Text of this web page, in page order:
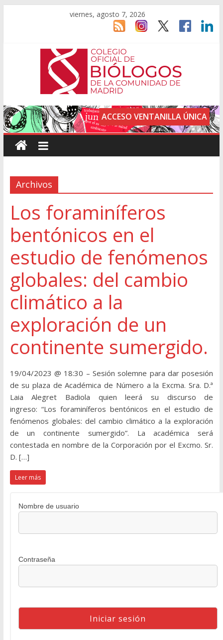
viernes, agosto 7, 2026
ACCESO VENTANILLA ÚNICA
Archivos
Los foraminíferos
bentónicos en el
estudio de fenómenos
globales: del cambio
climático a la
exploración de un
continente sumergido.
19/04/2023 @ 18:30 – Sesión solemne para dar posesión
de su plaza de Académica de Número a la Excma. Sra. D.ª
Laia Alegret Badiola quien leerá su discurso de
ingreso: “Los foraminíferos bentónicos en el estudio de
fenómenos globales: del cambio climático a la exploración
de un continente sumergido”. La académica será
contestada en nombre de la Corporación por el Excmo. Sr.
D. […]
Leer más
Nombre de usuario
Contraseña